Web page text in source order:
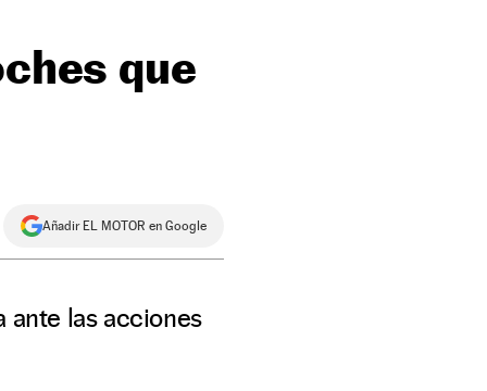
que
Añadir EL MOTOR en Google
ante las acciones